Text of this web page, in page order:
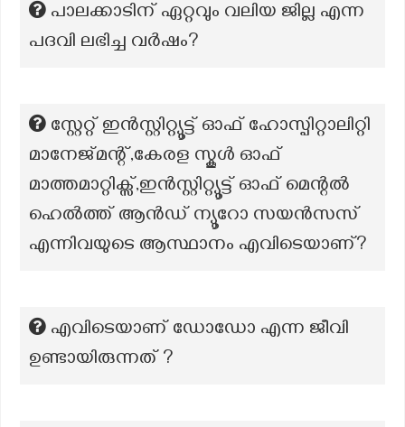
പാലക്കാടിന് ഏറ്റവും വലിയ ജില്ല എന്ന
പദവി ലഭിച്ച വര്‍ഷം?
സ്റ്റേറ്റ് ഇൻസ്റ്റിറ്റ്യൂട്ട് ഓഫ് ഹോസ്പിറ്റാലിറ്റി
മാനേജ്‌മന്റ്,കേരള സ്കൂൾ ഓഫ്
മാത്തമാറ്റിക്സ്,ഇൻസ്റ്റിറ്റ്യൂട്ട് ഓഫ് മെന്റൽ
ഹെൽത്ത് ആൻഡ് ന്യൂറോ സയൻസസ്
എന്നിവയുടെ ആസ്ഥാനം എവിടെയാണ്?
എവിടെയാണ് ഡോഡോ എന്ന ജീവി
ഉണ്ടായിരുന്നത് ?